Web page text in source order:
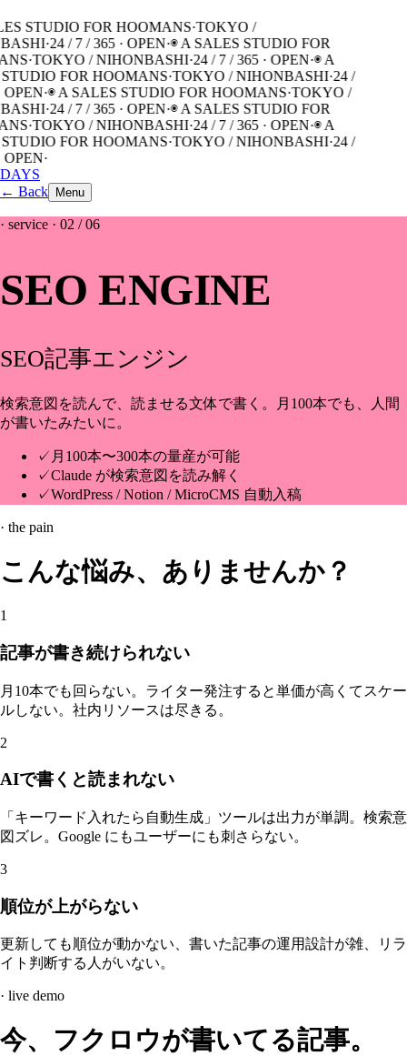
STUDIO FOR HOOMANS·TOKYO /
·24 / 7 / 365 · OPEN·◉ A SALES STUDIO FOR
·TOKYO / NIHONBASHI·24 / 7 / 365 · OPEN·◉ A
FOR HOOMANS·TOKYO / NIHONBASHI·24 /
OPEN·◉ A SALES STUDIO FOR HOOMANS·TOKYO /
·24 / 7 / 365 · OPEN·◉ A SALES STUDIO FOR
·TOKYO / NIHONBASHI·24 / 7 / 365 · OPEN·◉ A
FOR HOOMANS·TOKYO / NIHONBASHI·24 /
OPEN·
DAYS
← Back Menu
· service · 02 / 06
SEO ENGINE
SEO記事エンジン
検索意図を読んで、読ませる文体で書く。月100本でも、人間
が書いたみたいに。
✓ 月100本〜300本の量産が可能
✓Claude が検索意図を読み解く
✓WordPress / Notion / MicroCMS 自動入稿
· the pain
こんな悩み、ありませんか？
1
記事が書き続けられない
月10本でも回らない。ライター発注すると単価が高くてスケー
ルしない。社内リソースは尽きる。
2
AIで書くと読まれない
「キーワード入れたら自動生成」ツールは出力が単調。検索意
図ズレ。Google にもユーザーにも刺さらない。
3
順位が上がらない
更新しても順位が動かない、書いた記事の運用設計が雑、リラ
イト判断する人がいない。
· live demo
今、フクロウが書いてる記事。